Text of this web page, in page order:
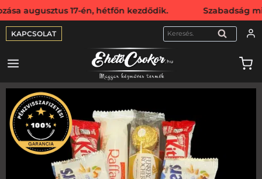
17-én, hétfőn kezdődik. Szabadság miatt
KAPCSOLAT KERESÉS